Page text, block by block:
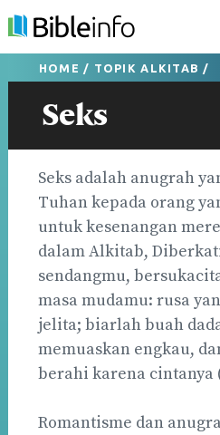
HOME / TOPIK ALKITAB /
Seks
Seks adalah anugrah
Tuhan kepada orang
untuk kesenangan
dalam Alkitab,
sendangmu,
masa mudamu: rusa
jelita; biarlah buah
memuaskan engkau,
berahi karena cintanya
Romantisme dan